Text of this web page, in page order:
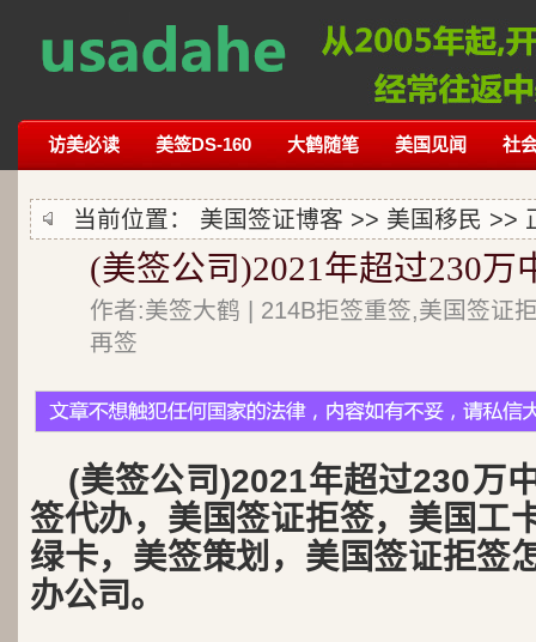
访美必读 美签DS-160 大鹤随笔 美国见闻 社
当前位置： 美国签证博客 >> 美国移民 >>
(美签公司)2021年超过230万
作者:美签大鹤 | 214B拒签重签,美国签证
再签
(美签公司)2021年超过230万
签代办，美国签证拒签，美国工
绿卡，美签策划，美国签证拒签
办公司。